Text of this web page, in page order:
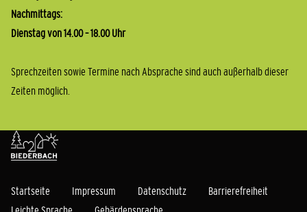
Nachmittags:
Dienstag von 14.00 – 18.00 Uhr
Sprechzeiten sowie Termine nach Absprache sind auch außerhalb dieser
Zeiten möglich.
Startseite Impressum Datenschutz
Barrierefreiheit